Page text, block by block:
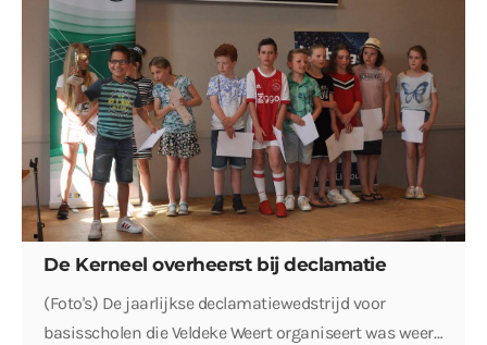
De Kerneel overheerst bij declamatie
(Foto's) De jaarlijkse declamatiewedstrijd voor
basisscholen die Veldeke Weert organiseert was weer…